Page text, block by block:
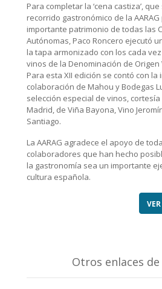
Para completar la ‘cena castiza’,
recorrido gastronómico de la
importante patrimonio de todas las
Autónomas, Paco Roncero ejecutó
la tapa armonizado con los cada
vinos de la Denominación de Origen
Para esta XII edición se contó con la
colaboración de Mahou y Bodegas
selección especial de vinos, cortesía
Madrid, de Viña Bayona, Vino
Santiago.
La AARAG agradece el apoyo de
colaboradores que han hecho
la gastronomía sea un importante
cultura española.
Otros enlaces